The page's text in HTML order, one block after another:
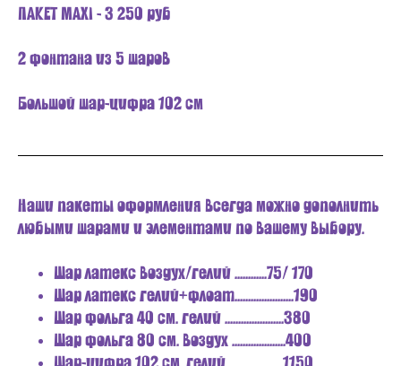
ПАКЕТ MAXI - 3 250 руб
2 фонтана из 5 шаров
Большой шар-цифра 102 см
Наши пакеты оформления всегда можно дополнить
любыми шарами и элементами по вашему выбору.
Шар латекс воздух/гелий ............75/ 170
Шар латекс гелий+флоат......................190
Шар фольга 40 см. гелий ......................380
Шар фольга 80 см. воздух ....................400